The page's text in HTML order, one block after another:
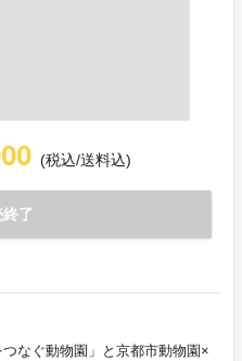
(税込/送料込)
終了
なぐ動物園」と京都市動物園×